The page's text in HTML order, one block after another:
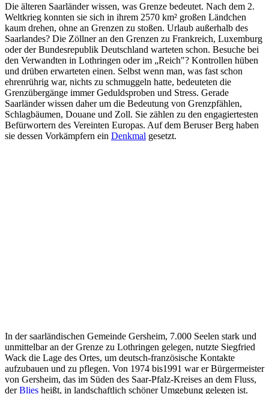
Die älteren Saarländer wissen, was Grenze bedeutet. Nach dem 2.
Weltkrieg konnten sie sich in ihrem 2570 km² großen Ländchen
kaum drehen, ohne an Grenzen zu stoßen. Urlaub außerhalb des
Saarlandes? Die Zöllner an den Grenzen zu Frankreich, Luxemburg
oder der Bundesrepublik Deutschland warteten schon. Besuche bei
den Verwandten in Lothringen oder im „Reich"? Kontrollen hüben
und drüben erwarteten einen. Selbst wenn man, was fast schon
ehrenrührig war, nichts zu schmuggeln hatte, bedeuteten die
Grenzübergänge immer Geduldsproben und Stress. Gerade
Saarländer wissen daher um die Bedeutung von Grenzpfählen,
Schlagbäumen, Douane und Zoll. Sie zählen zu den engagiertesten
Befürwortern des Vereinten Europas. Auf dem Beruser Berg haben
sie dessen Vorkämpfern ein Denkmal gesetzt.
In der saarländischen Gemeinde Gersheim, 7.000 Seelen stark und
unmittelbar an der Grenze zu Lothringen gelegen, nutzte Siegfried
Wack die Lage des Ortes, um deutsch-französische Kontakte
aufzubauen und zu pflegen. Von 1974 bis1991 war er Bürgermeister
von Gersheim, das im Süden des Saar-Pfalz-Kreises an dem Fluss,
derBlies heißt, in landschaftlich schöner Umgebung gelegen ist.